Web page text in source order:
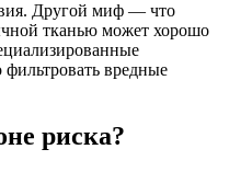
Другой миф — что
тканью может хорошо
вредные
риска?